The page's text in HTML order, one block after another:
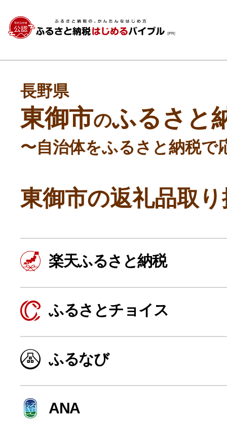
よく見られている返礼品
ふるさと納税徹底比較
長野県
東御市のふるさと
〜自治体をふるさと納税で
東御市の返礼品取
楽天ふるさと納税
ふるさとチョイス
ふるなび
ANA